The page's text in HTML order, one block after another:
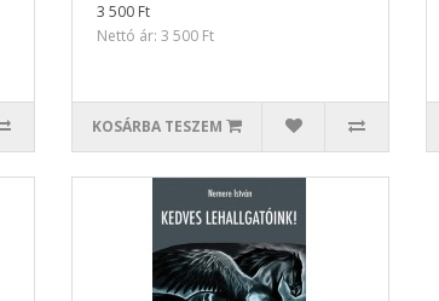
3 500 Ft
Nettó ár: 3 500 Ft
KOSÁRBA TESZEM